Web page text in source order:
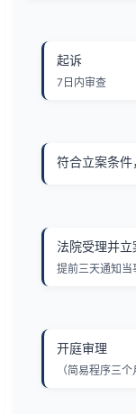
起诉
7日内审查
符合立案条
法院受理并立
提前三天通知
开庭审理
（简易程序三